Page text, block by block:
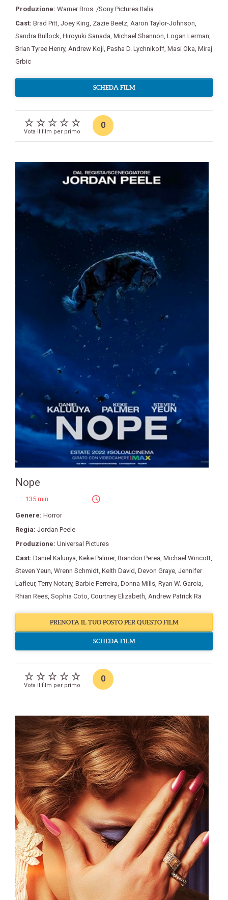
Produzione: Warner Bros. /Sony Pictures Italia
Cast: Brad Pitt Joey King Zazie Beetz Aaron Taylor-Johnson
Sandra Bullock Hiroyuki Sanada Michael Shannon Logan Lerman
Brian Tyree Henry, Andrew Koji Pasha D. Lychnikoff Masi Oka Miraj
Grbic
SCHEDA FILM
Vota il film per primo
0
Nope
135 min
Genere: Horror
Regia: Jordan Peele
Produzione: Universal Pictures
Cast: Daniel Kaluuya, Keke Palmer, Brandon Perea, Michael Wincott,
Steven Yeun, Wrenn Schmidt, Keith David, Devon Graye, Jennifer
Lafleur,Terry Notary, Barbie Ferreira, Donna Mills, Ryan W. Garcia,
Rhian Rees, Sophia Coto, Courtney Elizabeth, Andrew Patrick Ra
PRENOTA IL TUO POSTO PER QUESTO FILM
SCHEDA FILM
Vota il film per primo
0